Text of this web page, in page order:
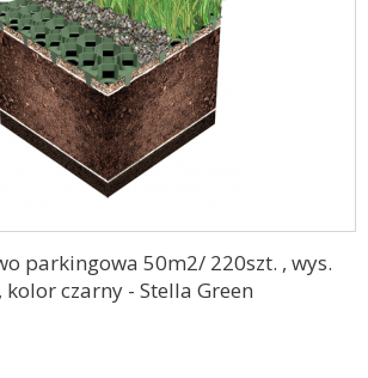
parkingowa 50m2/ 220szt. , wys.
kolor czarny - Stella Green